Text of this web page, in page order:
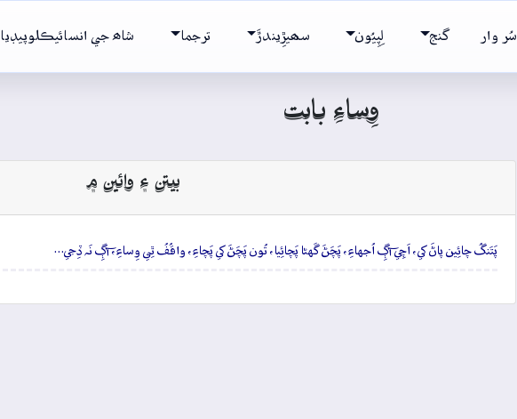
سُر وار گنج لِپِيُون سھيڙِيندڙَ ترجما شاھ جي انسائيڪلوپيڊيا
وِساءِ بابت
بيتن ۽ وائين ۾
پَتَنگُ چائِين پاڻَ کي، اَچِي آڳِ اُجهاءِ، پَچَڻَ گَهڻا پَچائِيا، تُون پَچَڻَ کي پَچاءِ، واقُفُ ٿِي وِساءِ، آڳِ نَہ ڏِجي…